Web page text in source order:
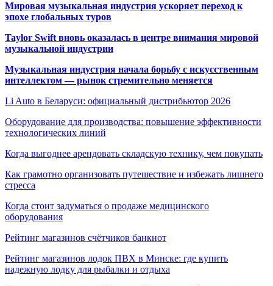
Мировая музыкальная индустрия ускоряет переход к
эпохе глобальных туров
Taylor Swift вновь оказалась в центре внимания мировой
музыкальной индустрии
Музыкальная индустрия начала борьбу с искусственным
интеллектом — рынок стремительно меняется
Li Auto в Беларуси: официальный дистрибьютор 2026
Оборудование для производства: повышение эффективности
технологических линий
Когда выгоднее арендовать складскую технику, чем покупать
Как грамотно организовать путешествие и избежать лишнего
стресса
Когда стоит задуматься о продаже медицинского
оборудования
Рейтинг магазинов счётчиков банкнот
Рейтинг магазинов лодок ПВХ в Минске: где купить
надежную лодку для рыбалки и отдыха